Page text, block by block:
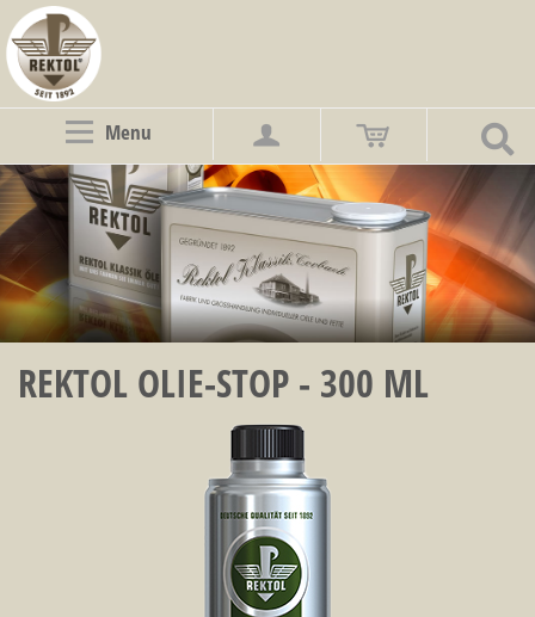
Menu
REKTOL OLIE-STOP - 300 ML